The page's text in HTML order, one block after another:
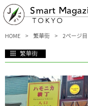
Smart
TOKYO
HOME 繁華街 2ページ目
繁華街
の中でもとっておきなスポッ
産を選んだり、美味しいもの
旅行で行くべき東京のスポット